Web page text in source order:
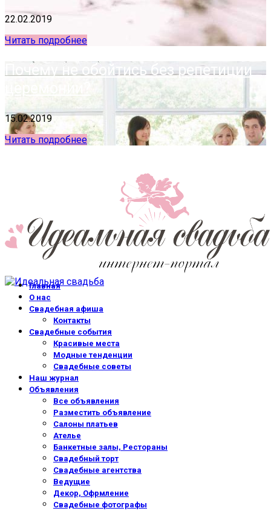
22.02.2019
Читать подробнее
Почему не обойтись без репетиции
церемонии?
15.02.2019
Читать подробнее
Главная
О нас
Свадебная афиша
Контакты
Свадебные события
Красивые места
Модные тенденции
Свадебные советы
Наш журнал
Объявления
Все объявления
Разместить объявление
Салоны платьев
Ателье
Банкетные залы, Рестораны
Свадебный торт
Свадебные агентства
Ведущие
Декор, Офрмление
Свадебные фотографы